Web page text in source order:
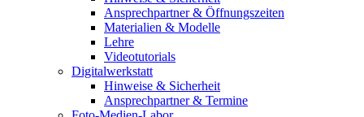
Ansprechpartner & Öffnungszeiten
Materialien & Modelle
Lehre
Videotutorials
Digitalwerkstatt
Hinweise & Sicherheit
Ansprechpartner & Termine